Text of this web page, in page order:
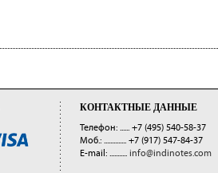
КОНТАКТНЫЕ ДАННЫЕ
Телефон: ...... +7 (495) 540-58-37
Моб.: .............. +7 (917) 547-84-37
E-mail: ........... info@indinotes.com